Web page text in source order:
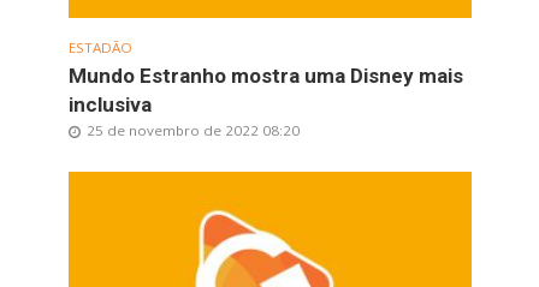
ESTADÃO
Mundo Estranho mostra uma Disney mais
inclusiva
25 de novembro de 2022 08:20